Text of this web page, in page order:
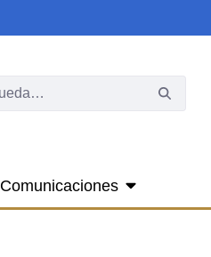
Comunicaciones